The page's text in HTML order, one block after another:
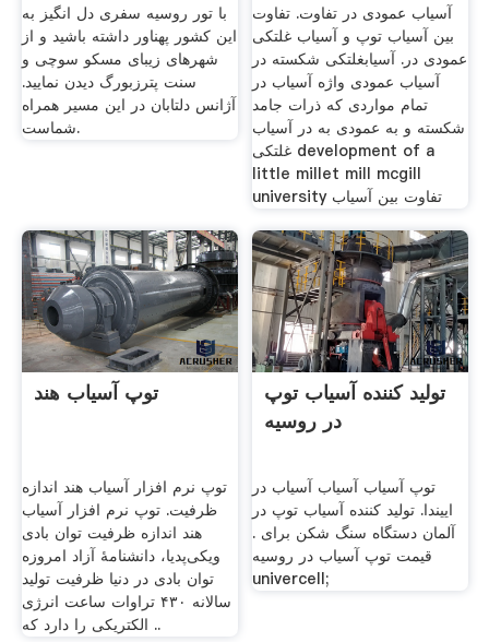
با تور روسیه سفری دل انگیز به
این کشور پهناور داشته باشید و از
شهرهای زیبای مسکو سوچی و
سنت پترزبورگ دیدن نمایید.
آژانس دلتابان در این مسیر همراه
شماست.
آسیاب عمودی در تفاوت. تفاوت
بین آسیاب توپ و آسیاب غلتکی
عمودی در. آسیابغلتکی شکسته در
آسیاب عمودی واژه آسیاب در
تمام مواردی که ذرات جامد
شکسته و به عمودی به در آسیاب
غلتکی development of a
little millet mill mcgill
university تفاوت بین آسیاب
توپ آسیاب هند
توپ نرم افزار آسیاب هند اندازه
ظرفیت. توپ نرم افزار آسیاب
هند اندازه ظرفیت توان بادی
ویکی‌پدیا، دانشنامهٔ آزاد امروزه
توان بادی در دنیا ظرفیت تولید
سالانه ۴۳۰ تراوات ساعت انرژی
الکتریکی را دارد که ..
تولید کننده آسیاب توپ
در روسیه
توپ آسیاب آسیاب آسیاب در
اییندا. تولید کننده آسیاب توپ در
آلمان دستگاه سنگ شکن برای .
قیمت توپ آسیاب در روسیه
univercell;